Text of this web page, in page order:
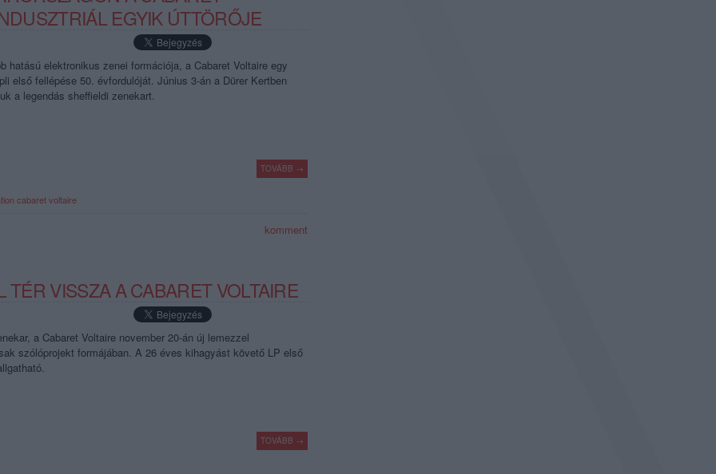
EGYIK ÚTTÖRŐJE
hatású elektronikus zenei formációja, a Cabaret Voltaire egy
első fellépése 50. évfordulóját. Június 3-án a Dürer Kertben
a legendás sheffieldi zenekart.
TOVÁBB →
cabaret voltaire
komment
VISSZA A CABARET VOLTAIRE
a Cabaret Voltaire november 20-án új lemezzel
szólóprojekt formájában. A 26 éves kihagyást követő LP első
TOVÁBB →